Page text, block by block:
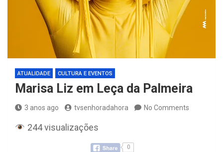
ATUALIDADE CULTURA E EVENTOS
Marisa Liz em Leça da Palmeira
3 anos ago tvsenhoradahora No Comments
244 visualizações
0